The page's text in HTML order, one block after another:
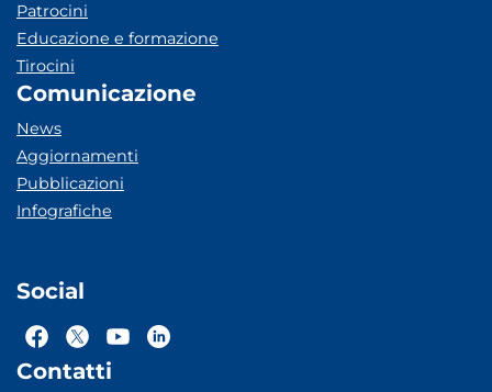
Patrocini
Educazione e formazione
Tirocini
Comunicazione
News
Aggiornamenti
Pubblicazioni
Infografiche
Social
Contatti